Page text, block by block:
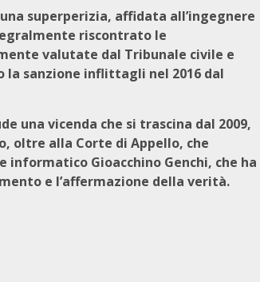
superperizia, affidata all’ingegnere
riscontrato le
valutate dal Tribunale civile e
la sanzione inflittagli nel 2016 dal
una vicenda che si trascina dal 2009,
oltre alla Corte di Appello, che
Gioacchino Genchi, che ha
e l’affermazione della verità.